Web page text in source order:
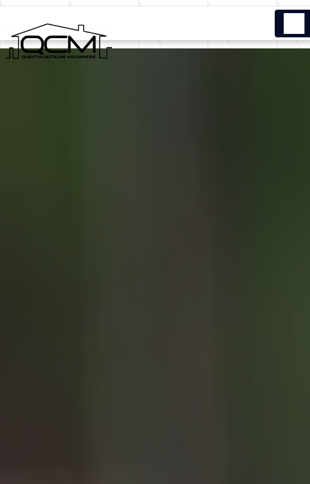
Panneau de gestion des cookies